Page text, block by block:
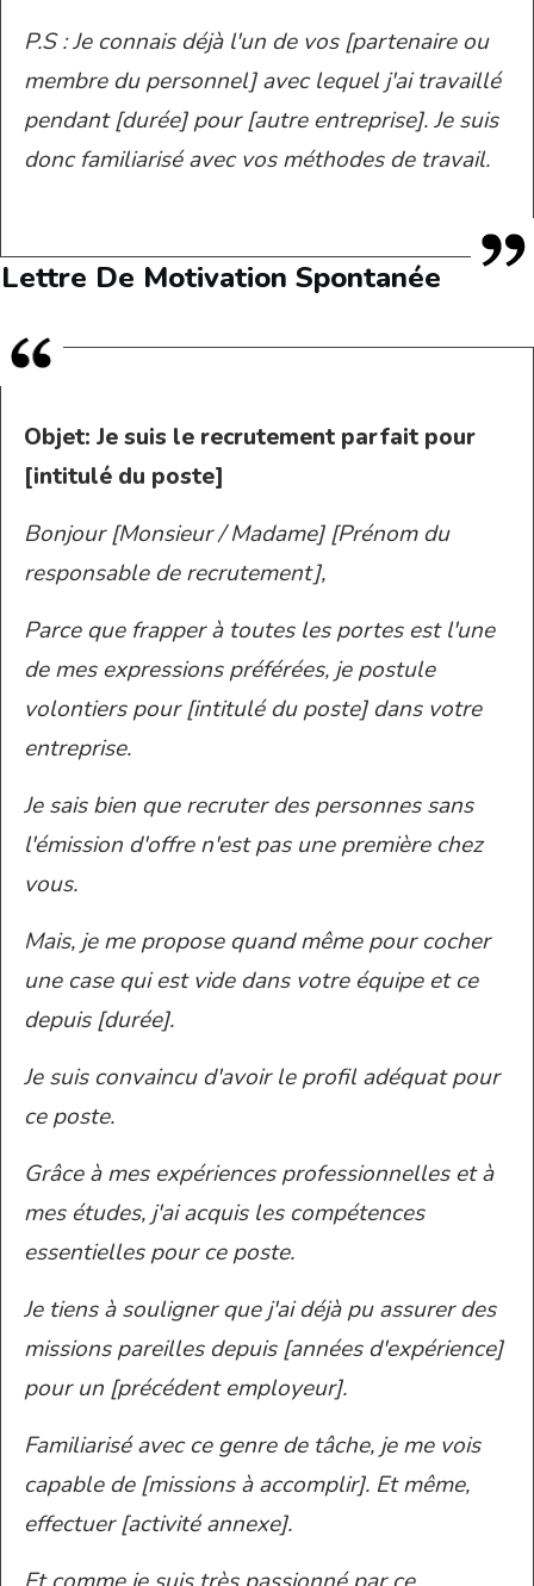
P.S : Je connais déjà l'un de vos [partenaire ou
membre du personnel] avec lequel j'ai travaillé
pendant [durée] pour [autre entreprise]. Je suis
donc familiarisé avec vos méthodes de travail.
Lettre De Motivation Spontanée
Objet: Je suis le recrutement parfait pour
[intitulé du poste]
Bonjour [Monsieur / Madame] [Prénom du
responsable de recrutement],
Parce que frapper à toutes les portes est l'une
de mes expressions préférées, je postule
volontiers pour [intitulé du poste] dans votre
entreprise.
Je sais bien que recruter des personnes sans
l'émission d'offre n'est pas une première chez
vous.
Mais, je me propose quand même pour cocher
une case qui est vide dans votre équipe et ce
depuis [durée].
Je suis convaincu d'avoir le profil adéquat pour
ce poste.
Grâce à mes expériences professionnelles et à
mes études, j'ai acquis les compétences
essentielles pour ce poste.
Je tiens à souligner que j'ai déjà pu assurer des
missions pareilles depuis [années d'expérience]
pour un [précédent employeur].
Familiarisé avec ce genre de tâche, je me vois
capable de [missions à accomplir]. Et même,
effectuer [activité annexe].